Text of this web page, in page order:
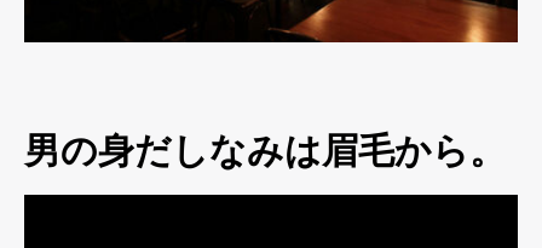
男の身だしなみは眉毛から。